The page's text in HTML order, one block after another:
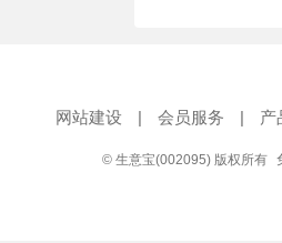
网站建设 | 会员服务 | 产
© 生意宝(002095) 版权所有